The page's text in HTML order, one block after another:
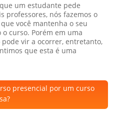
um estudante pede
professores, nós fazemos o
você mantenha o seu
curso. Porém em uma
vir a ocorrer, entretanto,
que esta é uma
presencial por um curso